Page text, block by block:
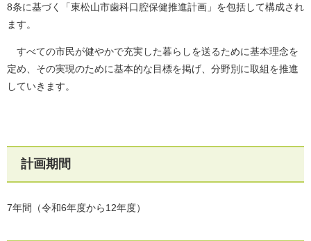
8条に基づく「東松山市歯科口腔保健推進計画」を包括して構成され
ます。
すべての市民が健やかで充実した暮らしを送るために基本理念を
定め、その実現のために基本的な目標を掲げ、分野別に取組を推進
していきます。
計画期間
7年間（令和6年度から12年度）